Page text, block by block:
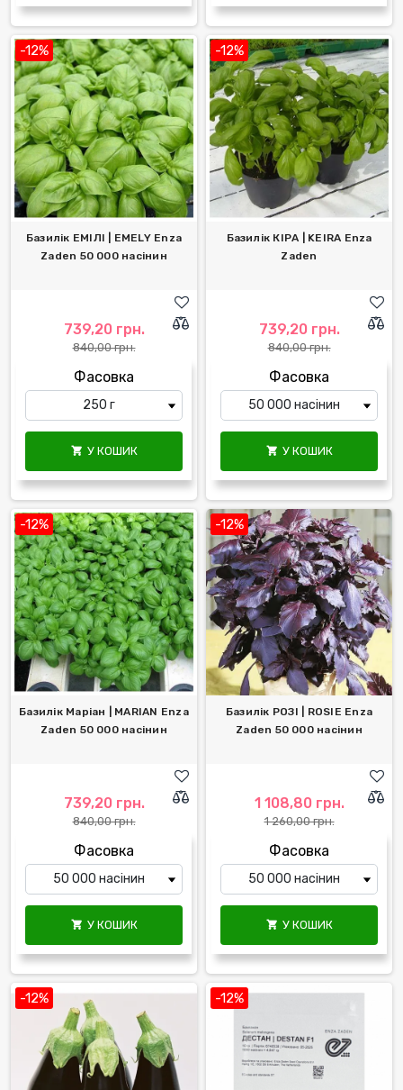
-12%
Базилік ЕМІЛІ | EMELY Enza
Zaden 50 000 насінин
739,20 грн.
840,00 грн.
Фасовка
 У КОШИК
-12%
Базилік КІРА | KEIRA Enza
Zaden
739,20 грн.
840,00 грн.
Фасовка
 У КОШИК
-12%
Базилік Маріан | MARIAN Enza
Zaden 50 000 насінин
739,20 грн.
840,00 грн.
Фасовка
 У КОШИК
-12%
Базилік РОЗІ | ROSIE Enza
Zaden 50 000 насінин
1 108,80 грн.
1 260,00 грн.
Фасовка
 У КОШИК
-12% -12%